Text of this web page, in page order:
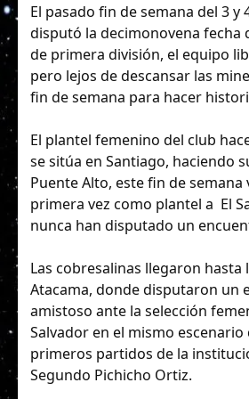
El pasado fin de semana del 3 y
disputó la decimonovena fecha
de primera división, el equipo
pero lejos de descansar las
fin de semana para hacer
El plantel femenino del club
se sitúa en Santiago, haciendo
Puente Alto, este fin de
primera vez como plantel a El
nunca han disputado un
Las cobresalinas llegaron hasta
Atacama, donde disputaron un
amistoso ante la selección
Salvador en el mismo escenario
primeros partidos de la
Segundo Pichicho Ortiz.